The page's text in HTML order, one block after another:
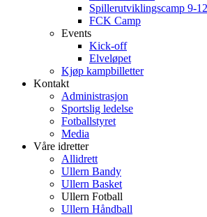
Spillerutviklingscamp 9-
FCK Camp
Events
Kick-off
Elveløpet
Kjøp kampbilletter
Kontakt
Administrasjon
Sportslig ledelse
Fotballstyret
Media
Våre idretter
Allidrett
Ullern Bandy
Ullern Basket
Ullern Fotball
Ullern Håndball